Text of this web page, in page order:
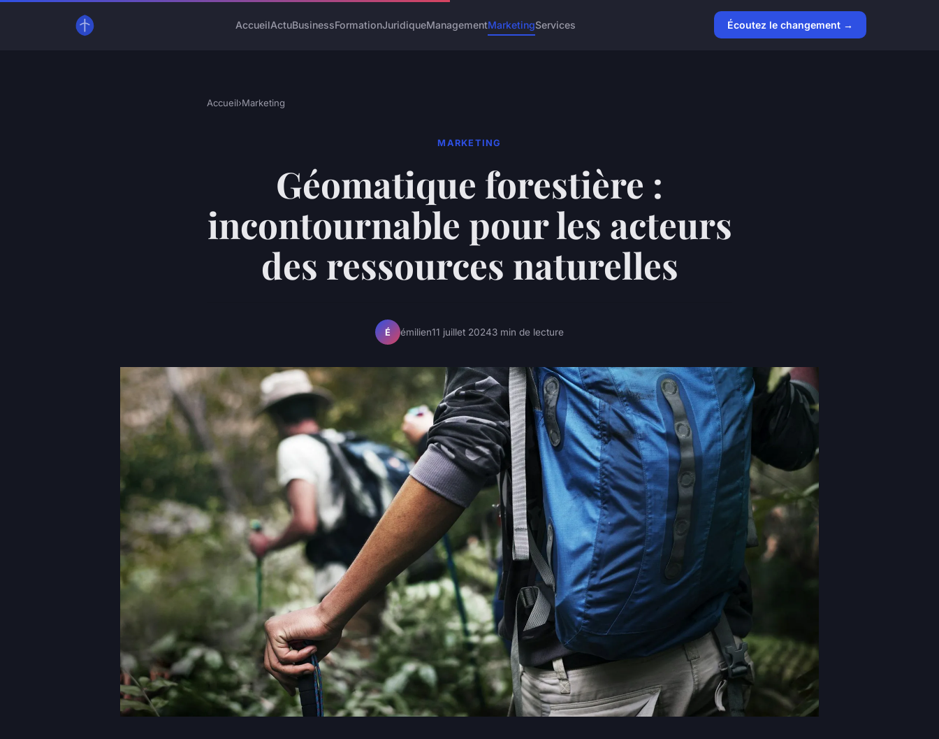
AccueilActuBusinessFormationJuridiqueManagementMarketingServices Écoutez le changement →
Accueil›Marketing
MARKETING
Géomatique forestière :
incontournable pour les acteurs
des ressources naturelles
É émilien11 juillet 20243 min de lecture